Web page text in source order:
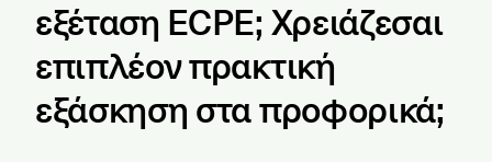
εξέταση ECPE; Χρειάζεσαι
επιπλέον πρακτική
εξάσκηση στα προφορικά;